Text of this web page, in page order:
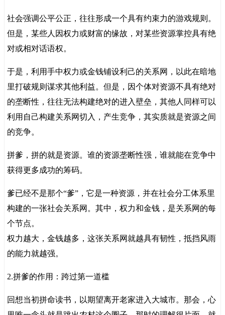
社会强调公平公正，往往形成一个具有约束力的游戏规则。
但是，某些人因权力或财富的缘故，对某些资源掌控具有绝
对或相对话语权。
于是，利用手中权力或金钱铺设利己的关系网，以此在暗地
里打破规则谋求其他利益。但是，因个体对资源不具有绝对
的垄断性，往往无法构建绝对的进入壁垒，其他人同样可以
利用自己构建关系网切入，产生竞争，其实质就是资源之间
的竞争。
拼爹，拼的就是资源。谁的资源垄断性强，谁就能在竞争中
获得更多成功的筹码。
爹已经不是那个“爹”，它是一种资源，并在社会分工体系里
构建的一张社会关系网。其中，权力和金钱，是关系网的每
个节点。
权力越大，金钱越多，这张关系网就越具有韧性，抵挡风雨
的能力就越强。
2.拼爹的作用：跨过第一道槛
回想当初拼命读书，以期望离开老家进入大城市。那会，心